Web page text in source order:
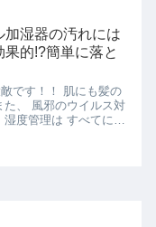
因は汗な...
加湿器の汚れには
果的!?簡単に落と
です！！ 肌にも髪の
た、 風邪のウイルス対
度管理は すべてにお